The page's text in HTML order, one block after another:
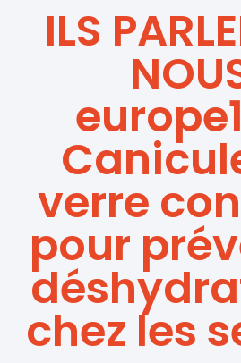
ILS
verre
pour
chez les